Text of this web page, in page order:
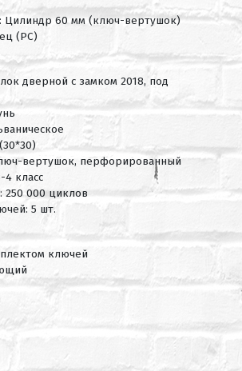
Цилиндр 60 мм (ключ-вертушок)
(PC)
дверной с замком 2018, под
вертушок, перфорированный
4 класс
250 000 циклов
5 шт.
ключей